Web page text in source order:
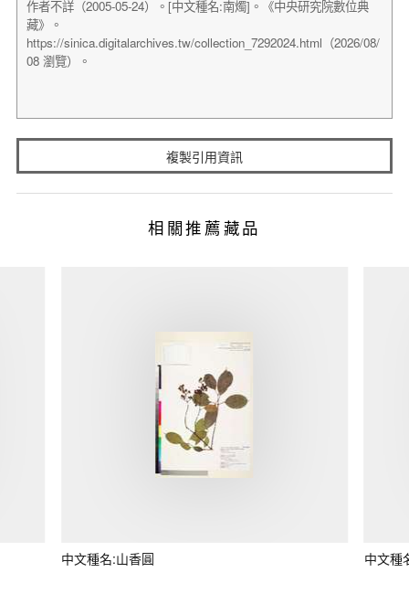
複製引用資訊
相關推薦藏品
中文種名:山香圓 中文種